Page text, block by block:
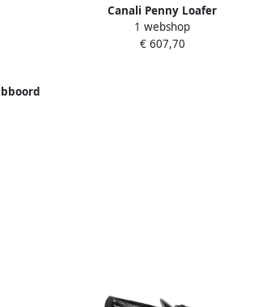
Canali Penny Loafer
1 webshop
€ 607,70